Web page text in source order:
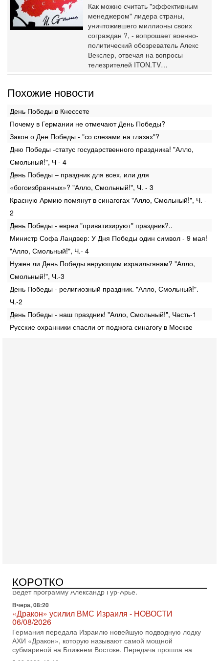
Как можно считать "эффективным
менеджером" лидера страны,
уничтожившего миллионы своих
сограждан ?, - вопрошает военно-
политический обозреватель Алекс
Векслер, отвечая на вопросы
телезрителей ITON.TV…
Похожие новости
День Победы в Кнессете
Почему в Германии не отмечают День Победы?
Закон о Дне Победы - "со слезами на глазах"?
Дню Победы -статус государственного праздника! "Алло,
Смольный!", Ч - 4
День Победы – праздник для всех, или для
«богоизбранных»? "Алло, Смольный!", Ч. - 3
Красную Армию помянут в синагогах "Алло, Смольный!", Ч. -
2
День Победы - евреи "приватизируют" праздник?..
Министр Софа Ландвер: У Дня Победы один символ - 9 мая!
"Алло, Смольный!", Ч.- 4
Нужен ли День Победы верующим израильтянам? "Алло,
Смольный!", Ч.-3
День Победы - религиозный праздник. "Алло, Смольный!".
Ч.-2
День Победы - наш праздник! "Алло, Смольный!", Часть-1
Русские охранники спасли от поджога синагогу в Москве
КОРОТКО
ЦАХАЛа в отставке, писатель, журналист, военный историк.
Ведет программу Александр Гур-Арье.
Вчера, 08:20
«Дракон» усилил ВМС Израиля - НОВОСТИ
06/08/2026
Германия передала Израилю новейшую подводную лодку
АХИ «Дракон», которую называют самой мощной
субмариной на Ближнем Востоке. Передача прошла на